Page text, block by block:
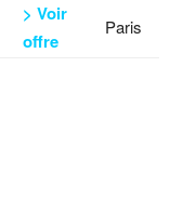
> Voir
offre
Paris